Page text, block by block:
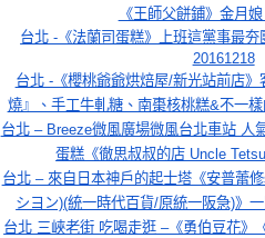
《王師父餅鋪》金月
台北 -《法蘭司蛋糕》上班這黨事最
20161218
台北 -《櫻桃爺爺烘焙屋/新光站前店
燒』、手工牛軋糖、南棗核桃糕&不一
台北 – Breeze微風廣場微風台北車站 人
蛋糕《徹思叔叔的店 Uncle
台北 – 來自日本神戶的起士塔《安普蕾
シヨン)(統一時代百貨/原統一阪急)》
台北 三峽老街 吃喝走逛 –《勇伯豆花》